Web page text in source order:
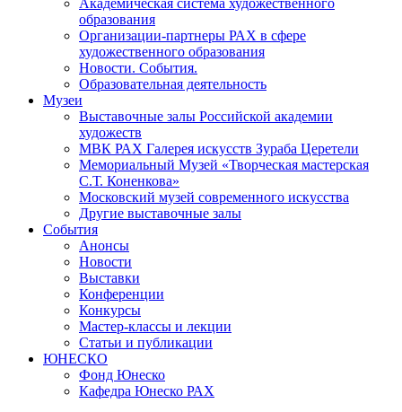
образования
Организации-партнеры РАХ в сфере
художественного образования
Новости. События.
Образовательная деятельность
Музеи
Выставочные залы Российской академии
художеств
МВК РАХ Галерея искусств Зураба Церетели
Мемориальный Музей «Творческая мастерская
С.Т. Коненкова»
Московский музей современного искусства
Другие выставочные залы
События
Анонсы
Новости
Выставки
Конференции
Конкурсы
Мастер-классы и лекции
Статьи и публикации
ЮНЕСКО
Фонд Юнеско
Кафедра Юнеско РАХ